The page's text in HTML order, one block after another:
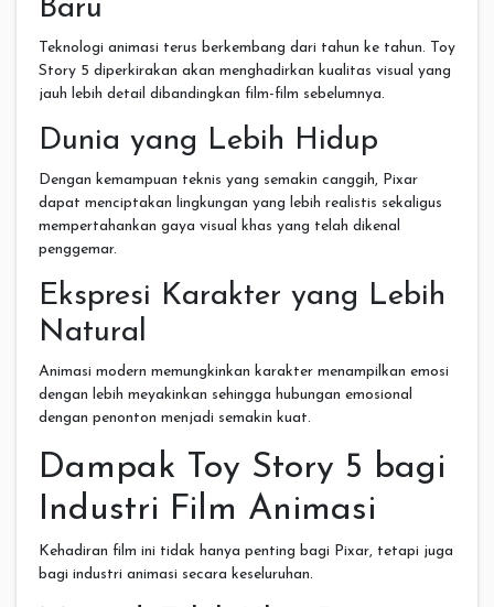
Baru
Teknologi animasi terus berkembang dari tahun ke tahun. Toy
Story 5 diperkirakan akan menghadirkan kualitas visual yang
jauh lebih detail dibandingkan film-film sebelumnya.
Dunia yang Lebih Hidup
Dengan kemampuan teknis yang semakin canggih, Pixar
dapat menciptakan lingkungan yang lebih realistis sekaligus
mempertahankan gaya visual khas yang telah dikenal
penggemar.
Ekspresi Karakter yang Lebih
Natural
Animasi modern memungkinkan karakter menampilkan emosi
dengan lebih meyakinkan sehingga hubungan emosional
dengan penonton menjadi semakin kuat.
Dampak Toy Story 5 bagi
Industri Film Animasi
Kehadiran film ini tidak hanya penting bagi Pixar, tetapi juga
bagi industri animasi secara keseluruhan.